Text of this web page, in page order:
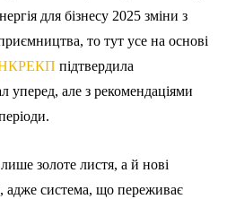
для бізнесу 2025 зміни з
то тут усе на основі
підтвердила
уперед, але з рекомендаціями
золоте листя, а й нові
адже система, що переживає